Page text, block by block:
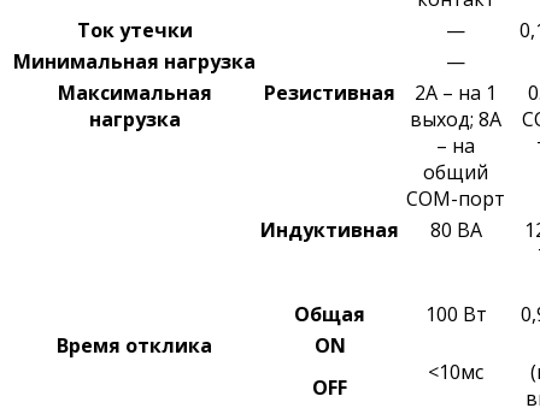
Ток утечки
—
Минимальная нагрузка
—
Максимальная
нагрузка
Резистивная
2A – на 1
выход; 8A
– на
общий
COM-порт
Индуктивная 80 ВA
Общая 100 Вт
Время отклика
ON
<10мс
OFF